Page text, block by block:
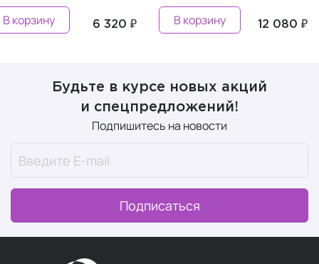
6 320 ₽
В корзину 12
В корзину
Будьте в курсе новых акций
и спецпредложений!
Подпишитесь на новости
Подписаться